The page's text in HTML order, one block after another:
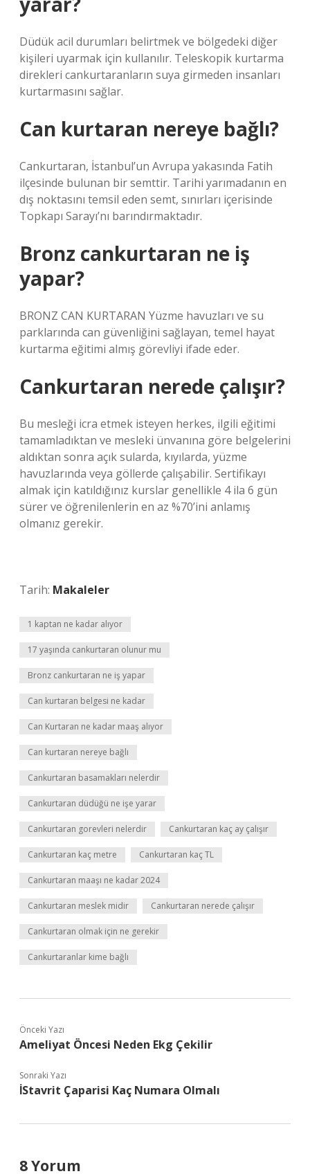
Düdük acil durumları belirtmek ve bölgedeki diğer
kişileri uyarmak için kullanılır. Teleskopik kurtarma
direkleri cankurtaranların suya girmeden insanları
kurtarmasını sağlar.
Can kurtaran nereye bağlı?
Cankurtaran, İstanbul’un Avrupa yakasında Fatih
ilçesinde bulunan bir semttir. Tarihi yarımadanın en
dış noktasını temsil eden semt, sınırları içerisinde
Topkapı Sarayı’nı barındırmaktadır.
Bronz cankurtaran ne iş
yapar?
BRONZ CAN KURTARAN Yüzme havuzları ve su
parklarında can güvenliğini sağlayan, temel hayat
kurtarma eğitimi almış görevliyi ifade eder.
Cankurtaran nerede çalışır?
Bu mesleği icra etmek isteyen herkes, ilgili eğitimi
tamamladıktan ve mesleki ünvanına göre belgelerini
aldıktan sonra açık sularda, kıyılarda, yüzme
havuzlarında veya göllerde çalışabilir. Sertifikayı
almak için katıldığınız kurslar genellikle 4 ila 6 gün
sürer ve öğrenilenlerin en az %70’ini anlamış
olmanız gerekir.
Tarih: Makaleler
1 kaptan ne kadar alıyor
17 yaşında cankurtaran olunur mu
Bronz cankurtaran ne iş yapar
Can kurtaran belgesi ne kadar
Can Kurtaran ne kadar maaş alıyor
Can kurtaran nereye bağlı
Cankurtaran basamakları nelerdir
Cankurtaran düdüğü ne işe yarar
Cankurtaran gorevleri nelerdir Cankurtaran kaç ay çalışır
Cankurtaran kaç metre Cankurtaran kaç TL
Cankurtaran maaşı ne kadar 2024
Cankurtaran meslek midir Cankurtaran nerede çalışır
Cankurtaran olmak için ne gerekir
Cankurtaranlar kime bağlı
Önceki Yazı
Ameliyat Öncesi Neden Ekg Çekilir
Sonraki Yazı
İStavrit Çaparisi Kaç Numara Olmalı
8 Yorum